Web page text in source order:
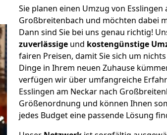
Sie planen einen Umzug von Esslingen
Großbreitenbach und möchten dabei
Dann sind Sie bei uns genau richtig!
zuverlässige und kostengünstige
fairen Preisen, damit Sie sich um
Dinge in Ihrem neuen Zuhause
verfügen wir über umfangreiche
Esslingen am Neckar nach
Größenordnung und können Ihnen
jedes Budget eine passende Lösung